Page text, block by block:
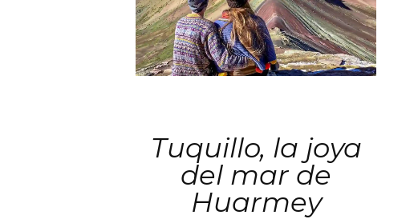
Tuquillo, la joya
del mar de
Huarmey